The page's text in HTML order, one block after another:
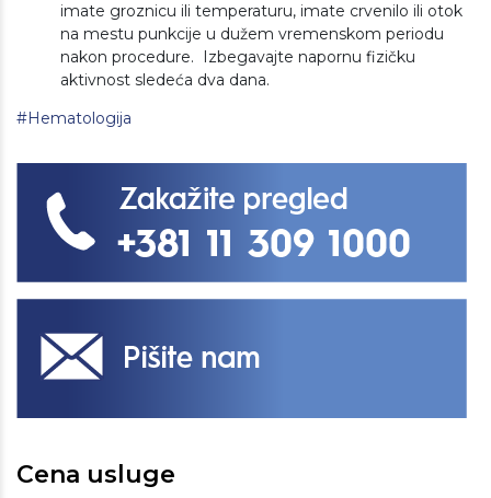
imate groznicu ili temperaturu, imate crvenilo ili otok
na mestu punkcije u dužem vremenskom periodu
nakon procedure. Izbegavajte napornu fizičku
aktivnost sledeća dva dana.
#Hematologija
Cena usluge